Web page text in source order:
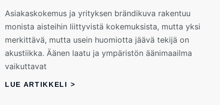
Asiakaskokemus ja yrityksen brändikuva rakentuu
monista aisteihin liittyvistä kokemuksista, mutta yksi
merkittävä, mutta usein huomiotta jäävä tekijä on
akustiikka. Äänen laatu ja ympäristön äänimaailma
vaikuttavat
LUE ARTIKKELI >